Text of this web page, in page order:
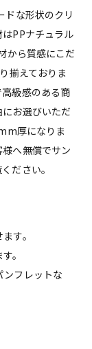
ドな形状のクリ
PPナチュラル
から質感にこだ
揃えておりま
級感のある商
お選びいただ
厚になりま
へ無償でサン
ださい。
す。
。
ンフレットな